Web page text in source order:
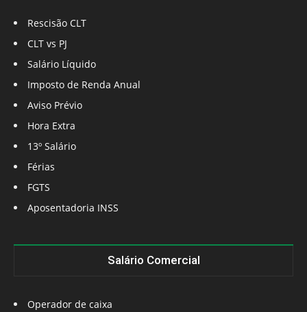
Rescisão CLT
CLT vs PJ
Salário Líquido
Imposto de Renda Anual
Aviso Prévio
Hora Extra
13º Salário
Férias
FGTS
Aposentadoria INSS
Salário Comercial
Operador de caixa